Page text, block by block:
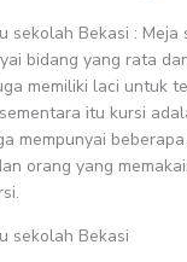
sekolah Bekasi :
bidang yang rata
memiliki laci untuk
itu kursi
mempunyai
orang yang
sekolah Bekasi